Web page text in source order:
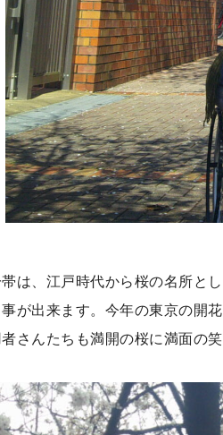
は、江戸時代から桜の名所と
が出来ます。今年の東京の開
さんたちも満開の桜に満面の